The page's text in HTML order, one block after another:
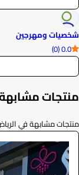
شخصيات ومهرجين
0.0 (0)
منتجات
منتجات مشابهة في
دب مهرج